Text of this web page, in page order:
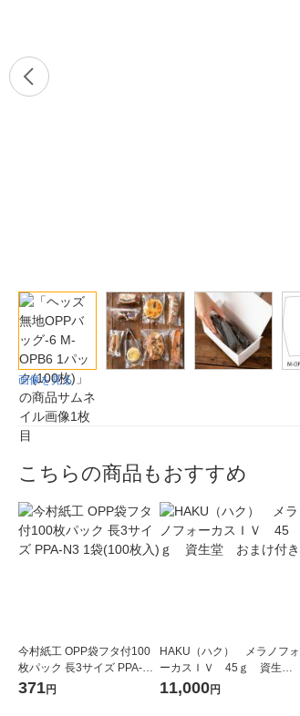
画像を見る
こちらの商品もおすすめ
今村紙工 OPP袋フタ付100
枚パック 長3サイズ PPA-N3
1袋(100枚入)
371円
HAKU（ハク） メラノフォ
ーカスＩＶ 45ｇ 資生
堂 おまけ付き
11,000円